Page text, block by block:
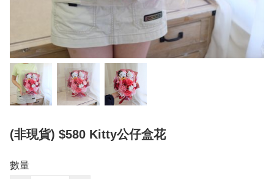
(非現貨) $580 Kitty公仔盒花
數量